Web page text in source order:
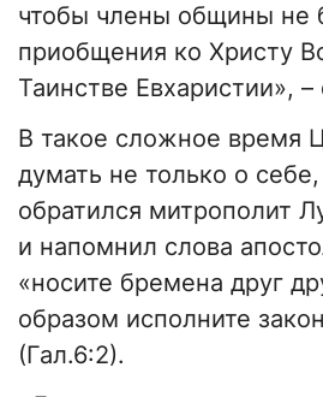
чтобы члены общины не
приобщения ко Христу
Таинстве Евхаристии», –
В такое сложное время
думать не только о
обратился митрополит
и напомнил слова
«носите бремена друг
образом исполните
(Гал.6:2).